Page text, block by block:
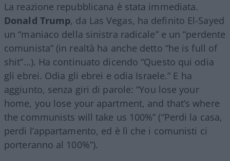
La reazione repubblicana è stata immediata.
Donald Trump, da Las Vegas, ha definito El-Sayed
un “maniaco della sinistra radicale” e un “perdente
comunista” (in realtà ha anche detto “he is full of
shit”…). Ha continuato dicendo “Questo qui odia
gli ebrei. Odia gli ebrei e odia Israele.” E ha
aggiunto, senza giri di parole: “You lose your
home, you lose your apartment, and that’s where
the communists will take us 100%” (“Perdi la casa,
perdi l’appartamento, ed è lì che i comunisti ci
porteranno al 100%”).